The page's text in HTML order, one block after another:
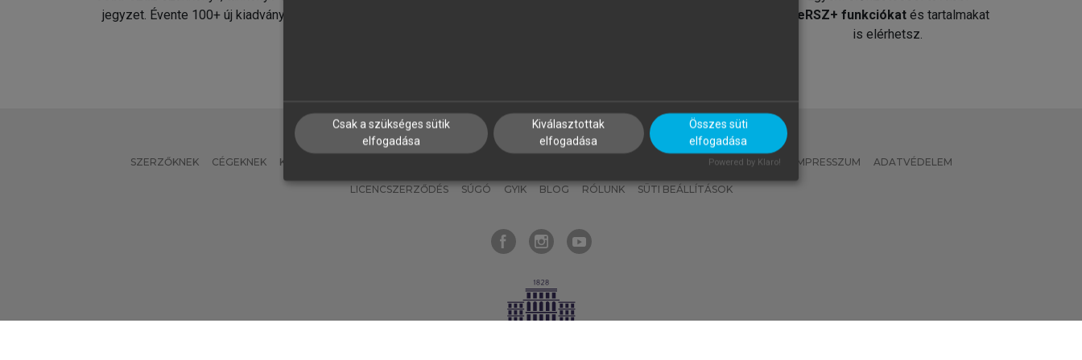
jegyzet. Évente 100+ új kiadvány.
MeRSZ+ funkciókat és tartalmakat
is elérhetsz.
SZERZŐKNEK CÉGEKNEK KÖNYVTÁROSOKNAK MI – ÁLTALÁNOS IRÁNYELVEK IMPRESSZUM ADATVÉDELEM
LICENCSZERZŐDÉS SÚGÓ GYIK BLOG RÓLUNK SÜTI BEÁLLÍTÁSOK
Csak a szükséges sütik
elfogadása
Kiválasztottak
elfogadása
Összes süti
elfogadása
Powered by Klaro!